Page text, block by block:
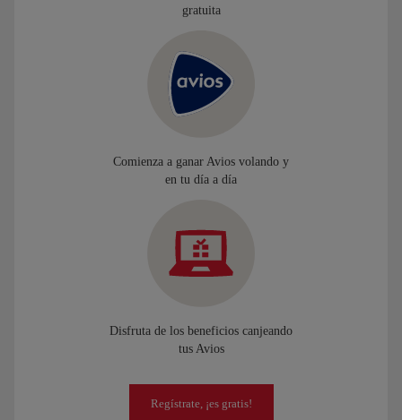
gratuita
Comienza a ganar Avios volando y
en tu día a día
Disfruta de los beneficios canjeando
tus Avios
Regístrate, ¡es gratis!